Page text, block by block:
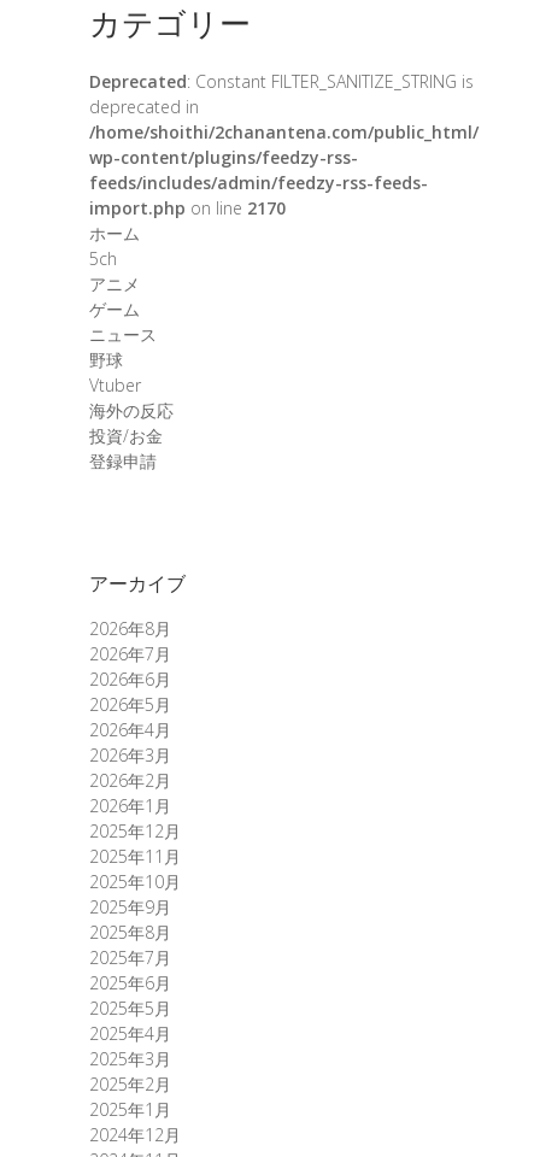
カテゴリー
Deprecated: Constant FILTER_SANITIZE_STRING is
deprecated in
/home/shoithi/2chanantena.com/public_html/
wp-content/plugins/feedzy-rss-
feeds/includes/admin/feedzy-rss-feeds-
import.php on line 2170
ホーム
5ch
アニメ
ゲーム
ニュース
野球
Vtuber
海外の反応
投資/お金
登録申請
アーカイブ
2026年8月
2026年7月
2026年6月
2026年5月
2026年4月
2026年3月
2026年2月
2026年1月
2025年12月
2025年11月
2025年10月
2025年9月
2025年8月
2025年7月
2025年6月
2025年5月
2025年4月
2025年3月
2025年2月
2025年1月
2024年12月